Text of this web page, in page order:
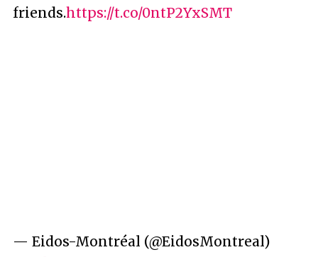
friends.https://t.co/0ntP2YxSMT
— Eidos-Montréal (@EidosMontreal)